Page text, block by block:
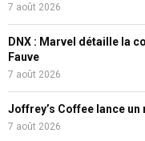
7 août 2026
DNX : Marvel détaille la
Fauve
7 août 2026
Joffrey’s Coffee lance
7 août 2026